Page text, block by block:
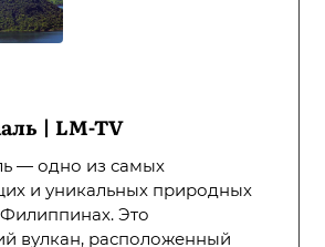
| LM-TV
— одно из самых
и уникальных природных
Это
вулкан, расположенный